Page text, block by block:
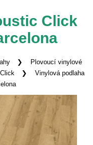
Click
Plovoucí vinylové
Vinylová podlaha